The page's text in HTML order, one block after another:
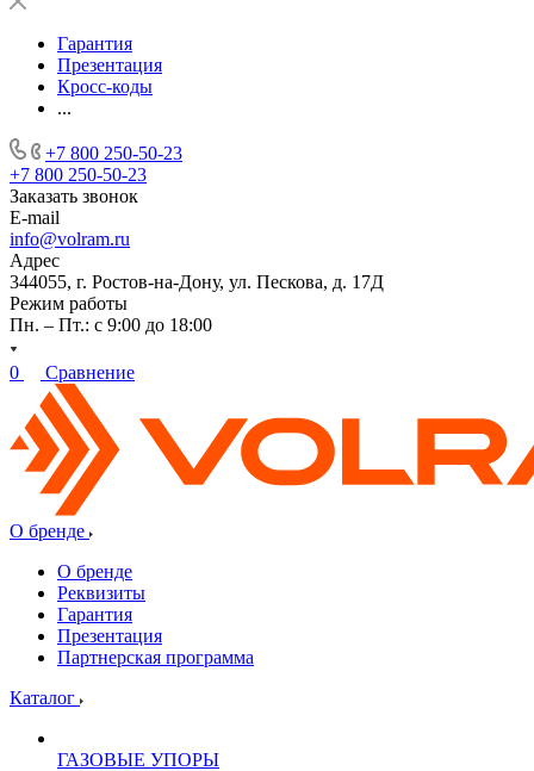
Гарантия
Презентация
Кросс-коды
...
+7 800 250-50-23
+7 800 250-50-23
Заказать звонок
E-mail
info@volram.ru
Адрес
344055, г. Ростов-на-Дону, ул. Пескова, д. 17Д
Режим работы
Пн. – Пт.: с 9:00 до 18:00
0 Сравнение
О бренде
О бренде
Реквизиты
Гарантия
Презентация
Партнерская программа
Каталог
ГАЗОВЫЕ УПОРЫ